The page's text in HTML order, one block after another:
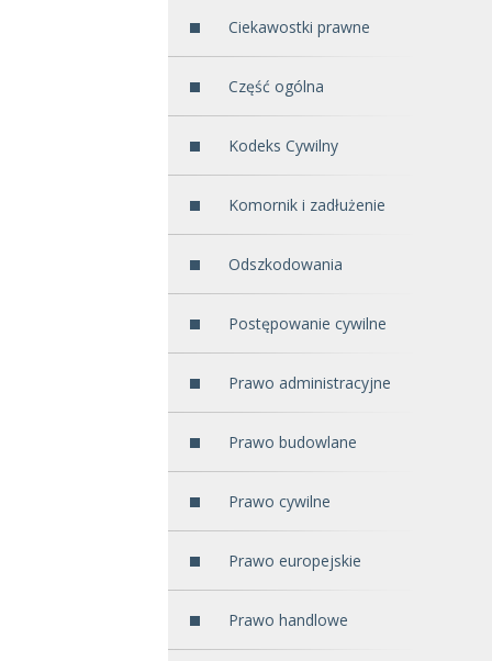
Ciekawostki prawne
Część ogólna
Kodeks Cywilny
Komornik i zadłużenie
Odszkodowania
Postępowanie cywilne
Prawo administracyjne
Prawo budowlane
Prawo cywilne
Prawo europejskie
Prawo handlowe